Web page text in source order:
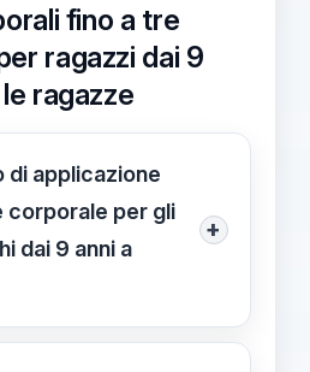
fino a tre
ragazzi dai 9
ragazze
di applicazione
corporale per gli
dai 9 anni a
+
solo per